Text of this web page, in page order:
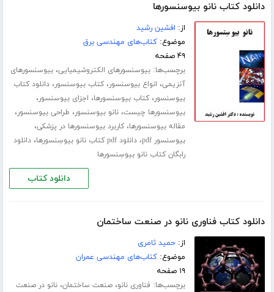
دانلود کتاب نانو بیوسنسورها
از: افشین رشید
موضوع:کتاب‌های مهندسی برق
۴۹ صفحه
برچسب‌ها:بیوسنسورهای الکتروشیمیایی،بیوسنسورهای
آنزیمی، انواع بیوسنسور،کتاب بیوسنسور،دانلود کتاب
بیوسنسور،کتاب بیوسنسورها، اجزای بیوسنسور،
بیوسنسورها چیست،نانو بیوسنسور، طراحی بیوسنسور،
مقاله بیوسنسورها،کاربرد بیوسنسورها در پزشکی،
بیوسنسور pdf ،دانلود pdf کتاب نانو بیوسِنسورها ،دانلود
رابگان کتاب نانو بیوسِنسورها
دانلود کتاب
دانلود کتاب فناوری نانو در صنعت ساختمان
از:حمید ثامری
موضوع:کتاب‌های مهندسی عمران
۱۹ صفحه
برچسب‌ها: فناوری نانو،صنعت ساختمان،نانو در صنعت